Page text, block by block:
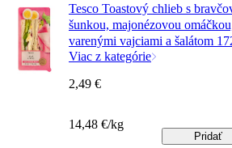
Tesco Toastový chlieb s
šunkou, majonézovou
varenými vajciami a šalátom
Viac z kategórie
2,49 €
14,48 €/kg
Pridať